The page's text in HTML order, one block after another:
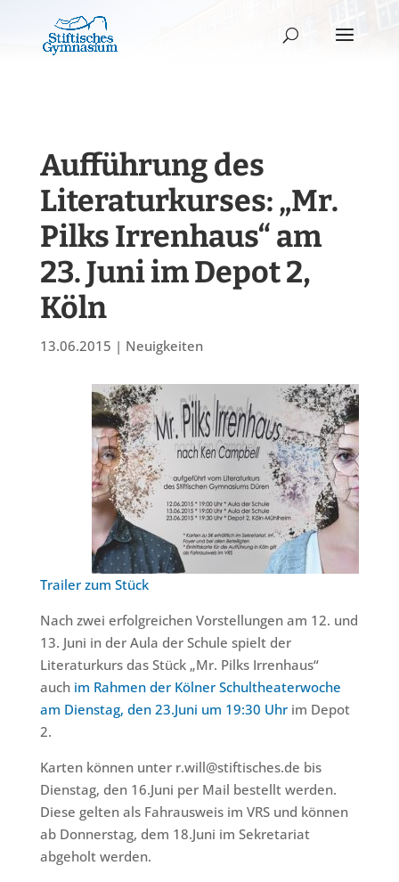
Aufführung des
Literaturkurses: „Mr.
Pilks Irrenhaus“ am
23. Juni im Depot 2,
Köln
13.06.2015 | Neuigkeiten
Trailer zum Stück
Nach zwei erfolgreichen Vorstellungen am 12. und
13. Juni in der Aula der Schule spielt der
Literaturkurs das Stück „Mr. Pilks Irrenhaus“
auch im Rahmen der Kölner Schultheaterwoche
am Dienstag, den 23.Juni um 19:30 Uhrim Depot
2.
Karten können unter r.will@stiftisches.de bis
Dienstag, den 16.Juni per Mail bestellt werden.
Diese gelten als Fahrausweis im VRS und können
ab Donnerstag, dem 18.Juni im Sekretariat
abgeholt werden.